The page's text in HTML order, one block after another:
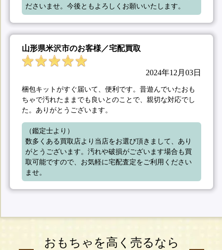
ださいませ。今後ともよろしくお願いいたします。
山形県米沢市のお客様／宅配買取
2024年12月03日
梱包キットがすぐ届いて、便利です。昔遊んでいたおも
ちゃで汚れたままでも良いとのことで、親切な対応でし
た。ありがとうございます。
（鑑定士より）
数多くある買取店より当店をお選び頂きまして、あり
がとうございます。汚れや破損がございます場合も買
取可能ですので、お気軽に宅配査定をご利用ください
ませ。
おもちゃを高く売るなら